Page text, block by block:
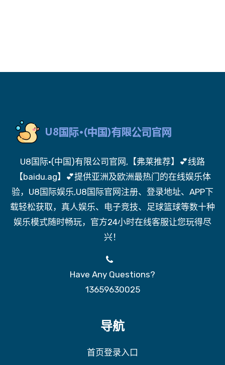
U8国际·(中国)有限公司官网,【弗莱推荐】💕线路
【baidu.ag】💕提供亚洲及欧洲最热门的在线娱乐体
验，U8国际娱乐,U8国际官网注册、登录地址、APP下
载轻松获取，真人娱乐、电子竞技、足球篮球等数十种
娱乐模式随时畅玩，官方24小时在线客服让您玩得尽
兴！
Have Any Questions?
13659630025
导航
首页登录入口